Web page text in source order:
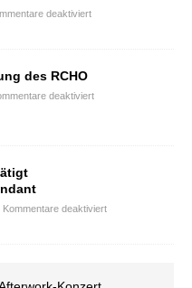
deaktiviert
des RCHO
deaktiviert
Kommentare deaktiviert